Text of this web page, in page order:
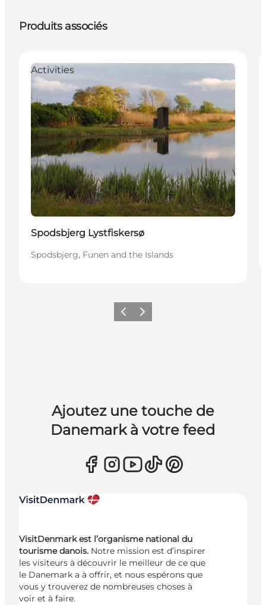
Produits associés
Activities
Spodsbjerg Lystfiskersø
Spodsbjerg, Funen and the Islands
PrécédentSuivant
Ajoutez une touche de
Danemark à votre feed
VisitDenmark est l’organisme national du
tourisme danois. Notre mission est d’inspirer
les visiteurs à découvrir le meilleur de ce que
le Danemark a à offrir, et nous espérons que
vous y trouverez de nombreuses choses à
voir et à faire.